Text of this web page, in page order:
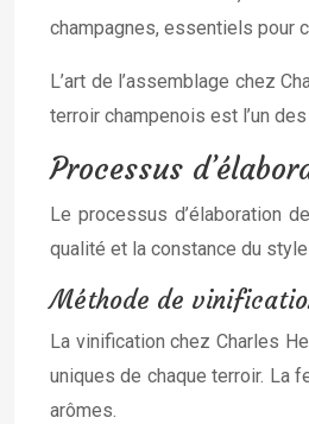
champagnes, essentiels pour
L’art de l’assemblage chez
terroir champenois est l’un
Processus
Le processus d’élaboration
qualité et la constance du
Méthode de
La vinification chez Charles
uniques de chaque terroir. La
arômes.